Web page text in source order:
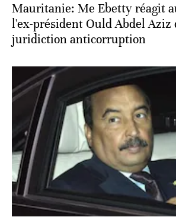
Mauritanie: Me Ebetty réagit
l'ex-président Ould Abdel Aziz
juridiction anticorruption